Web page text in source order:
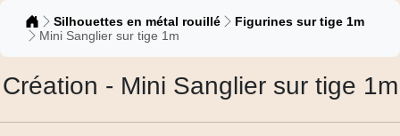
Catalogue
Silhouettes en métal rouillé
Figurines sur tige 1m
Mini Sanglier sur tige 1m
Création - Mini Sanglier sur tige 1m